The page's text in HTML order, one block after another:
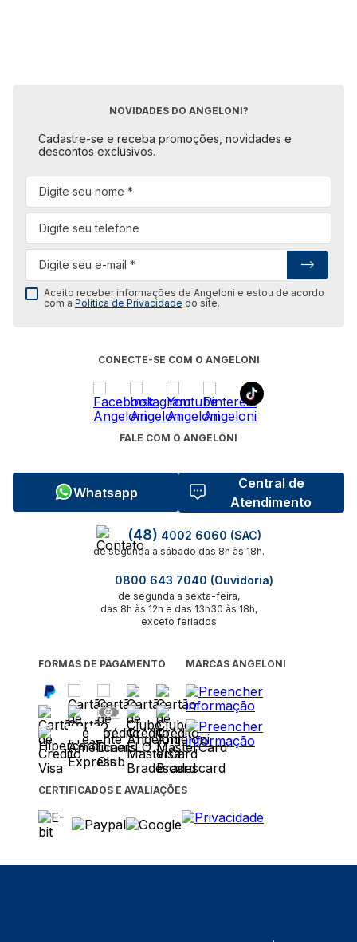
NOVIDADES DO ANGELONI?
Cadastre-se e receba promoções, novidades e
descontos exclusivos.
Aceito receber informações de Angeloni e estou de acordo
com aPolítica de Privacidade do site.
CONECTE-SE COM O ANGELONI
FALE COM O ANGELONI
Whatsapp
Central de
Atendimento
(48) 4002 6060 (SAC)
de segunda a sábado das 8h às 18h.
0800 643 7040 (Ouvidoria)
de segunda a sexta-feira,
das 8h às 12h e das 13h30 às 18h,
exceto feriados
FORMAS DE PAGAMENTO MARCAS ANGELONI
CERTIFICADOS E AVALIAÇÕES